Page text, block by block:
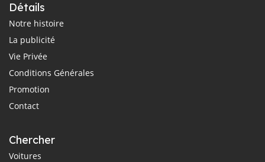
Détails
Notre histoire
La publicité
Vie Privée
Conditions Générales
Promotion
Contact
Chercher
Voitures